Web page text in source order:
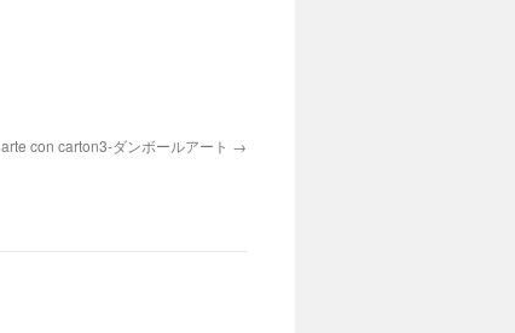
arte con carton3-ダンボールアート